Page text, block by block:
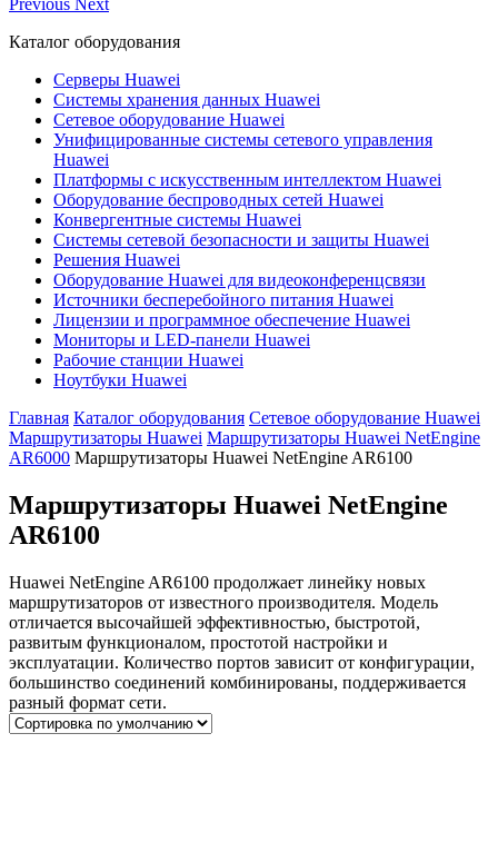
Previous Next
Каталог оборудования
Серверы Huawei
Системы хранения данных Huawei
Сетевое оборудование Huawei
Унифицированные системы сетевого управления
Huawei
Платформы с искусственным интеллектом Huawei
Оборудование беспроводных сетей Huawei
Конвергентные системы Huawei
Системы сетевой безопасности и защиты Huawei
Решения Huawei
Оборудование Huawei для видеоконференцсвязи
Источники бесперебойного питания Huawei
Лицензии и программное обеспечение Huawei
Мониторы и LED-панели Huawei
Рабочие станции Huawei
Ноутбуки Huawei
Главная Каталог оборудования Сетевое оборудование Huawei
Маршрутизаторы Huawei Маршрутизаторы Huawei NetEngine
AR6000 Маршрутизаторы Huawei NetEngine AR6100
Маршрутизаторы Huawei NetEngine
AR6100
Huawei NetEngine AR6100 продолжает линейку новых
маршрутизаторов от известного производителя. Модель
отличается высочайшей эффективностью, быстротой,
развитым функционалом, простотой настройки и
эксплуатации. Количество портов зависит от конфигурации,
большинство соединений комбинированы, поддерживается
разный формат сети.